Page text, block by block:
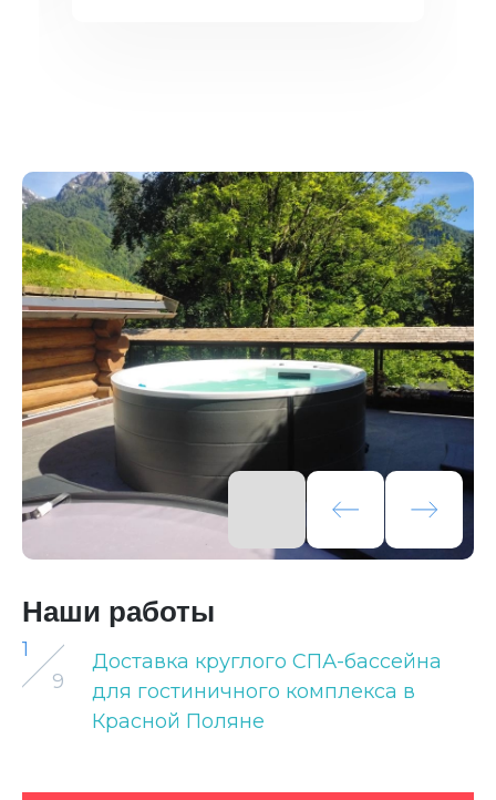
Наши работы
1
9
Доставка круглого СПА-бассейна
для гостиничного комплекса в
Красной Поляне